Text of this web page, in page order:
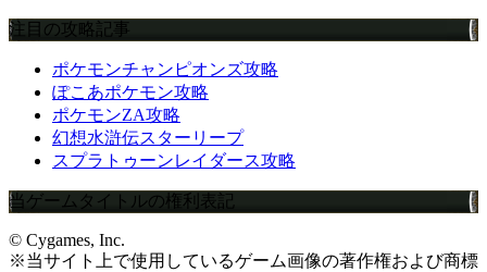
注目の攻略記事
ポケモンチャンピオンズ攻略
ぽこあポケモン攻略
ポケモンZA攻略
幻想水滸伝スターリープ
スプラトゥーンレイダース攻略
当ゲームタイトルの権利表記
© Cygames, Inc.
※当サイト上で使用しているゲーム画像の著作権および商標